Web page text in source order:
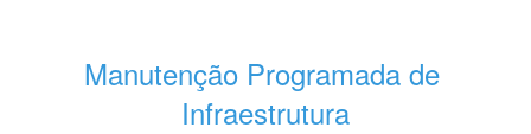
Manutenção Programada de
Infraestrutura